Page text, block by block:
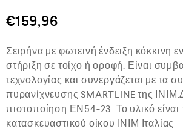
μ
ο
γ
ή
θ
η
κ
ε
μ
ε
€159,96
Σειρήνα με φωτεινή ένδειξη κόκκινη
στήριξη σε τοίχο ή οροφή. Είναι
τεχνολογίας και συνεργάζεται με τα
πυρανίχνευσης SMARTLINE της
πιστοποίηση ΕΝ54-23. Το υλικό είναι
κατασκευαστικού οίκου ΙΝΙΜ Ιταλίας